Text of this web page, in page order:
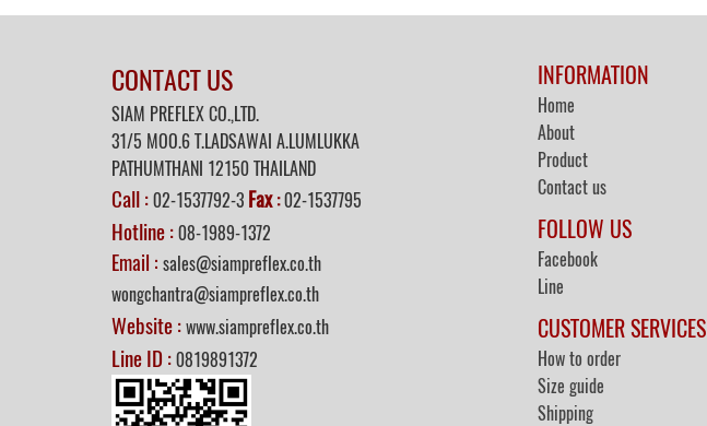
CONTACT US
SIAM PREFLEX CO.,LTD.
31/5 MOO.6 T.LADSAWAI A.LUMLUKKA
PATHUMTHANI 12150 THAILAND
Call :02-1537792-3 Fax:02-1537795
Hotline :08-1989-1372
Email : sales@siampreflex.co.th
wongchantra@siampreflex.co.th
Website :www.siampreflex.co.th
Line ID :0819891372
INFORMATION
Home
About
Product
Contact us
FOLLOW US
Facebook
Line
CUSTOMER SERVICES
How to order
Size guide
Shipping